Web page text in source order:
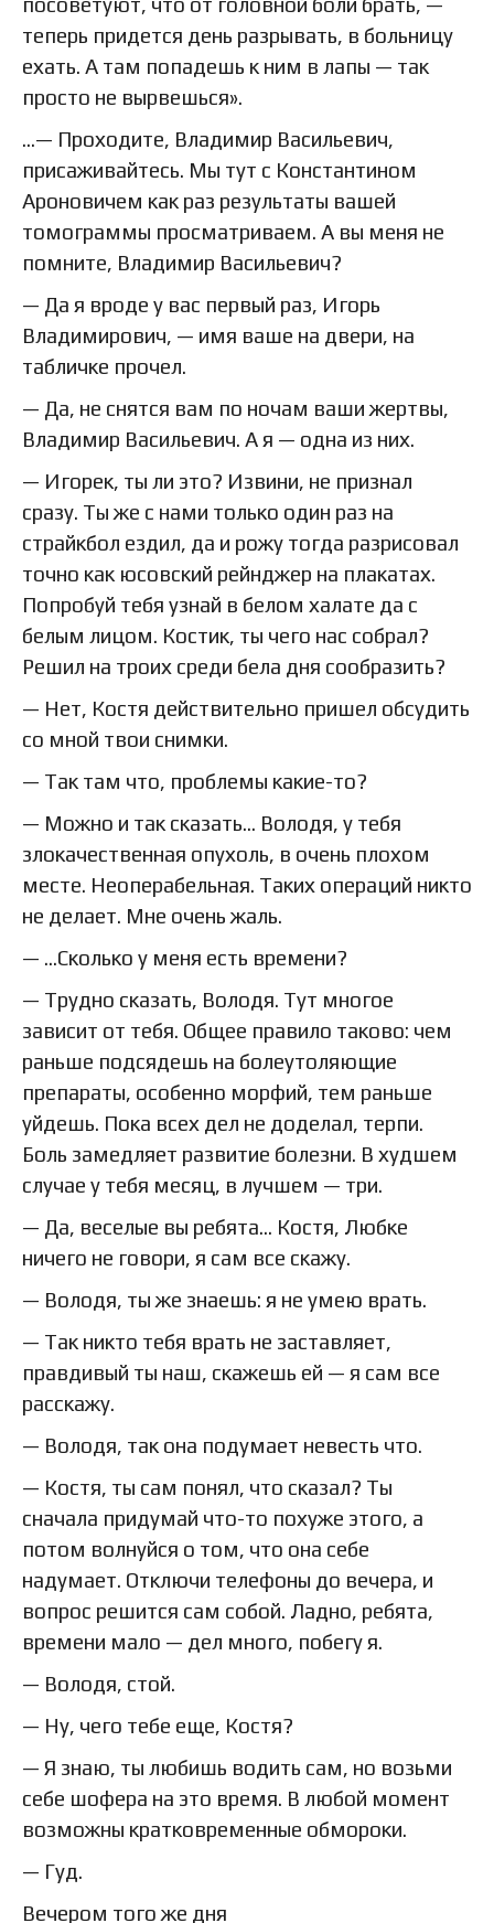
теперь придется день разрывать, в больницу
ехать. А там попадешь к ним в лапы — так
просто не вырвешься».
…— Проходите, Владимир Васильевич,
присаживайтесь. Мы тут с Константином
Ароновичем как раз результаты вашей
томограммы просматриваем. А вы меня не
помните, Владимир Васильевич?
— Да я вроде у вас первый раз, Игорь
Владимирович, — имя ваше на двери, на
табличке прочел.
— Да, не снятся вам по ночам ваши жертвы,
Владимир Васильевич. А я — одна из них.
— Игорек, ты ли это? Извини, не признал
сразу. Ты же с нами только один раз на
страйкбол ездил, да и рожу тогда разрисовал
точно как юсовский рейнджер на плакатах.
Попробуй тебя узнай в белом халате да с
белым лицом. Костик, ты чего нас собрал?
Решил на троих среди бела дня сообразить?
— Нет, Костя действительно пришел обсудить
со мной твои снимки.
— Так там что, проблемы какие-то?
— Можно и так сказать… Володя, у тебя
злокачественная опухоль, в очень плохом
месте. Неоперабельная. Таких операций никто
не делает. Мне очень жаль.
— …Сколько у меня есть времени?
— Трудно сказать, Володя. Тут многое
зависит от тебя. Общее правило таково: чем
раньше подсядешь на болеутоляющие
препараты, особенно морфий, тем раньше
уйдешь. Пока всех дел не доделал, терпи.
Боль замедляет развитие болезни. В худшем
случае у тебя месяц, в лучшем — три.
— Да, веселые вы ребята… Костя, Любке
ничего не говори, я сам все скажу.
— Володя, ты же знаешь: я не умею врать.
— Так никто тебя врать не заставляет,
правдивый ты наш, скажешь ей — я сам все
расскажу.
— Володя, так она подумает невесть что.
— Костя, ты сам понял, что сказал? Ты
сначала придумай что-то похуже этого, а
потом волнуйся о том, что она себе
надумает. Отключи телефоны до вечера, и
вопрос решится сам собой. Ладно, ребята,
времени мало — дел много, побегу я.
— Володя, стой.
— Ну, чего тебе еще, Костя?
— Я знаю, ты любишь водить сам, но возьми
себе шофера на это время. В любой момент
возможны кратковременные обмороки.
— Гуд.
Вечером того же дня